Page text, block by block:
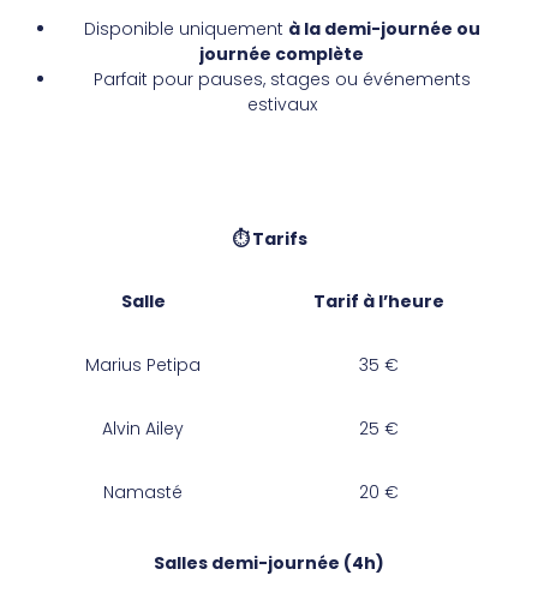
Disponible uniquement à la demi-journée ou
journée complète
Parfait pour pauses, stages ou événements
estivaux
⏱Tarifs
Salle Tarif à l’heure
Marius Petipa 35 €
Alvin Ailey 25 €
Namasté 20 €
Salles demi-journée (4h)